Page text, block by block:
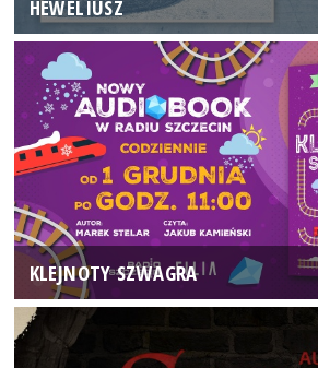
HEWELIUSZ
KLEJNOTY SZWAGRA